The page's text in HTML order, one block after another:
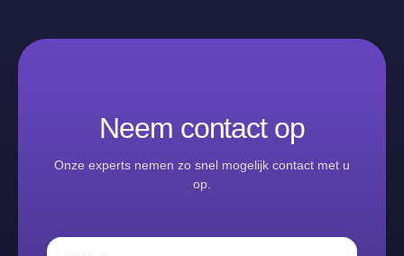
Neem contact op
Onze experts nemen zo snel mogelijk contact met u
op.